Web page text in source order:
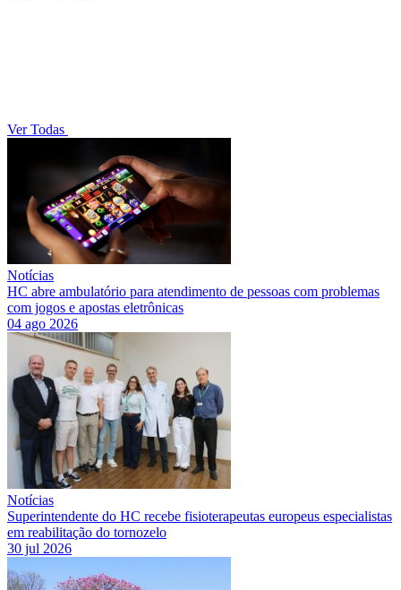
Ver Todas
Notícias
HC abre ambulatório para atendimento de pessoas com problemas
com jogos e apostas eletrônicas
04 ago 2026
Notícias
Superintendente do HC recebe fisioterapeutas europeus especialistas
em reabilitação do tornozelo
30 jul 2026